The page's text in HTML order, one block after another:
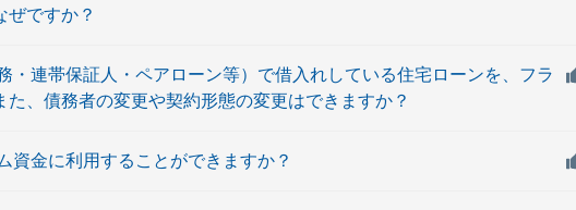
ぜですか？
・連帯保証人・ペアローン等）で借入れしている住宅ローンを、フラ
、債務者の変更や契約形態の変更はできますか？
資金に利用することができますか？